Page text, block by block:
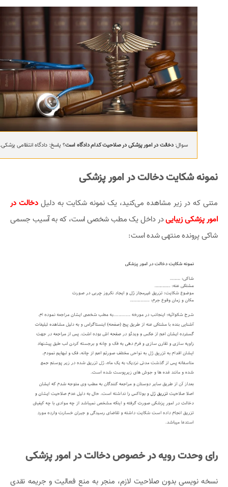
سوال:دخالت در امور پزشکی در صلاحیت کدام دادگاه است؟ پاسخ: دادگاه انتظامی پزشکی.
نمونه شکایت دخالت در امور پزشکی
متنی که در زیر مشاهده می‌کنید، یک نمونه شکایت به دلیلدخالت در
امور پزشکی زیباییدر داخل یک مطب شخصی است، که به آسیب جسمی
شاکی پرونده منتهی شده است:
رای وحدت رویه در خصوص دخالت در امور پزشکی
نسخه نویسی بدون صلاحیت‌ لازم، منجر به منع فعالیت و جریمه نقدی